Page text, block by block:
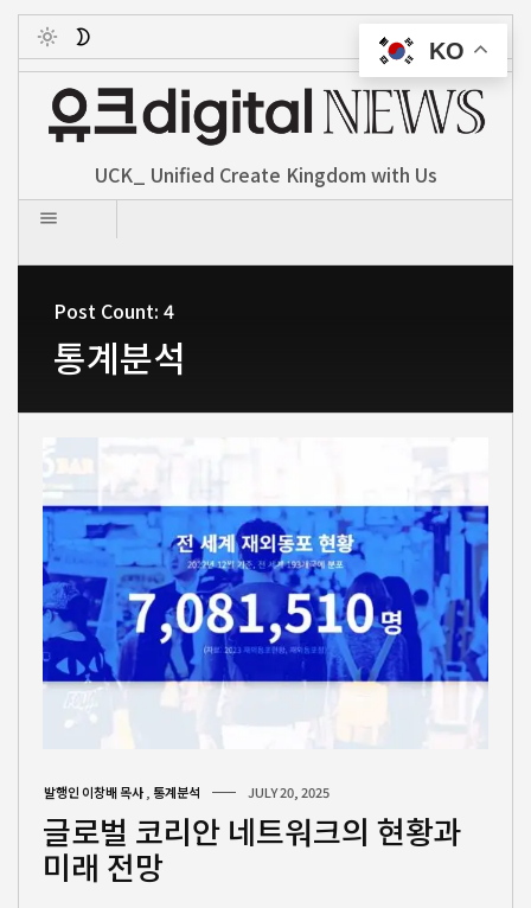
Toggle
UCK_ Unified Create Kingdom with Us
Post Count: 4
통계분석
발행인 이창배 목사, 통계분석 JULY 20, 2025
글로벌 코리안 네트워크의 현황과
미래 전망
KO